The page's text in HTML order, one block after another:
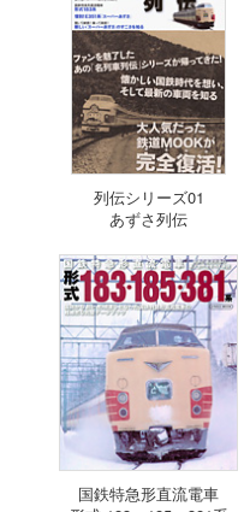
列伝シリーズ01
あずさ列伝
国鉄特急形直流電車